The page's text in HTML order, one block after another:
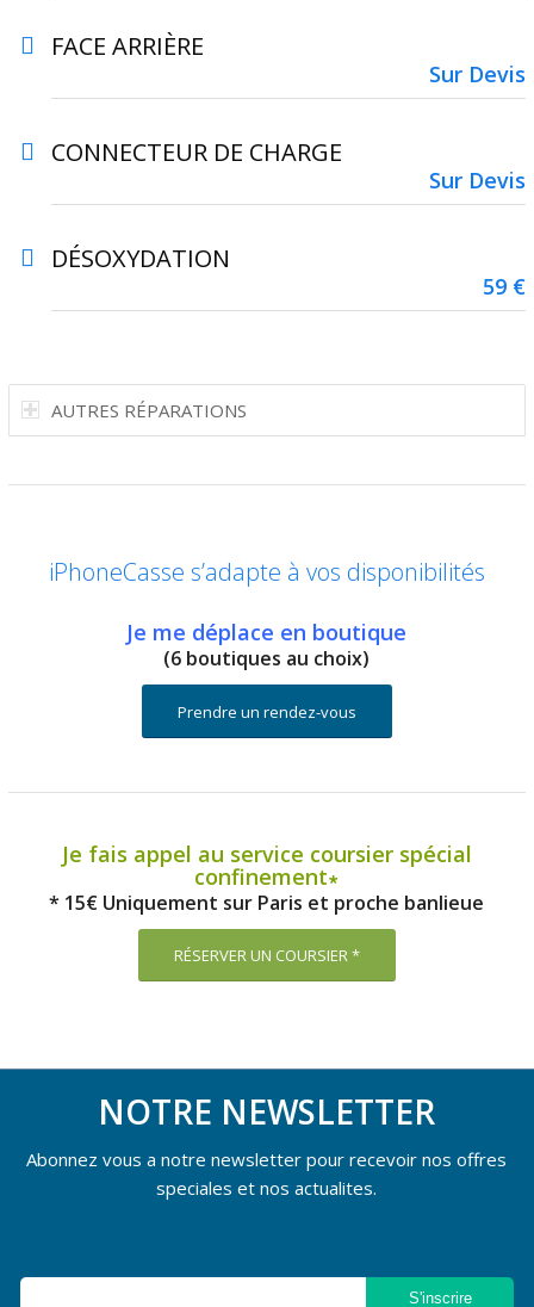
FACE ARRIÈRE
Sur Devis
CONNECTEUR DE CHARGE
Sur Devis
DÉSOXYDATION
59 €
AUTRES RÉPARATIONS
iPhoneCasse s’adapte à vos disponibilités
Je me déplace en boutique
(6 boutiques au choix)
Prendre un rendez-vous
Je fais appel au service coursier spécial
confinement∗
* 15€ Uniquement sur Paris et proche banlieue
RÉSERVER UN COURSIER *
NOTRE NEWSLETTER
Abonnez vous a notre newsletter pour recevoir nos offres
speciales et nos actualites.